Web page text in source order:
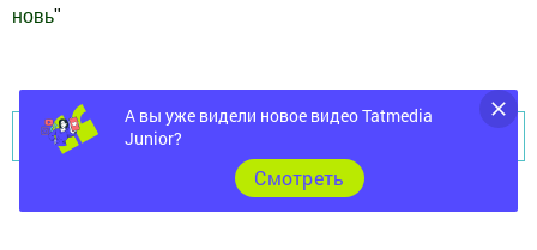
новь"
Перейти на страницу новости
А вы уже видели новое видео Tatmedia
Junior?
Cмотреть